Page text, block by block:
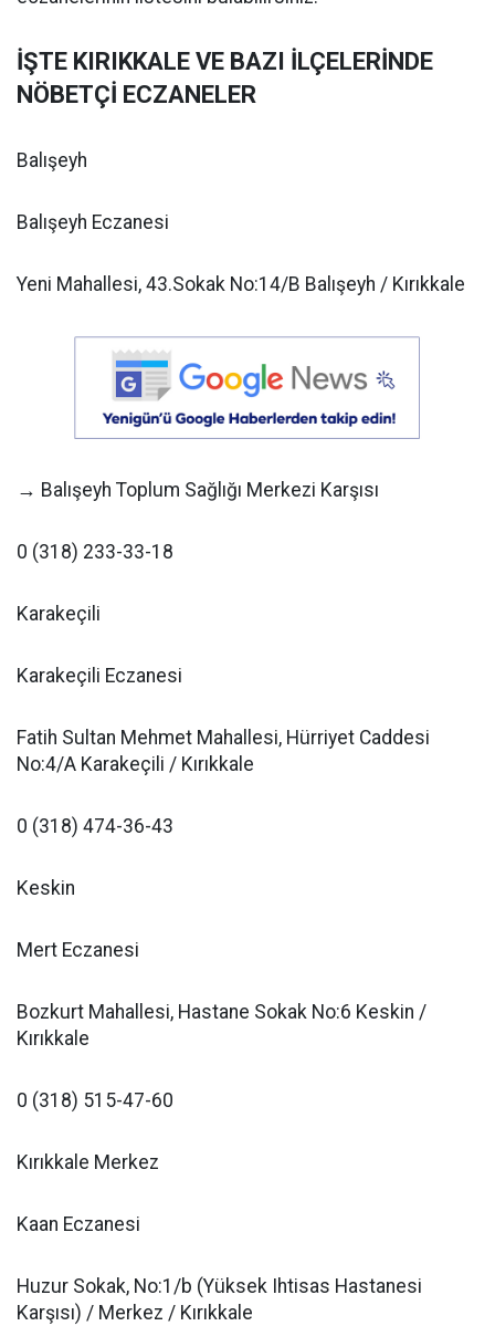
İŞTE KIRIKKALE VE BAZI İLÇELERİNDE
NÖBETÇİ ECZANELER
Balışeyh
Balışeyh Eczanesi
Yeni Mahallesi, 43.Sokak No:14/B Balışeyh / Kırıkkale
→ Balışeyh Toplum Sağlığı Merkezi Karşısı
0 (318) 233-33-18
Karakeçili
Karakeçili Eczanesi
Fatih Sultan Mehmet Mahallesi, Hürriyet Caddesi
No:4/A Karakeçili / Kırıkkale
0 (318) 474-36-43
Keskin
Mert Eczanesi
Bozkurt Mahallesi, Hastane Sokak No:6 Keskin /
Kırıkkale
0 (318) 515-47-60
Kırıkkale Merkez
Kaan Eczanesi
Huzur Sokak, No:1/b (Yüksek Ihtisas Hastanesi
Karşısı) / Merkez / Kırıkkale